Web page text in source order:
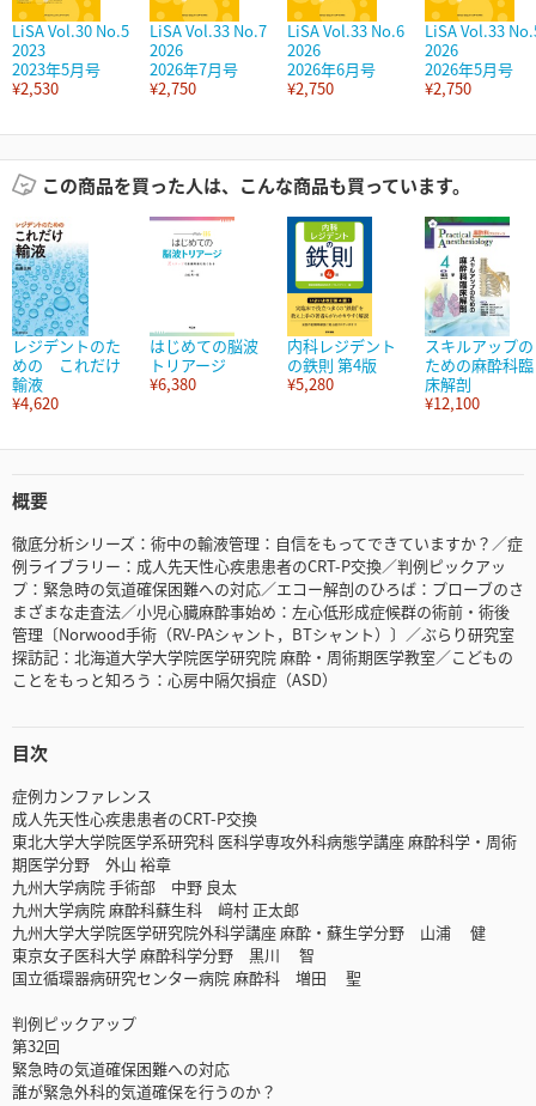
LiSA Vol.30 No.5
2023
2023年5月号
¥2,530
LiSA Vol.33 No.7
2026
2026年7月号
¥2,750
LiSA Vol.33 No.6
2026
2026年6月号
¥2,750
LiSA Vol.33
2026
2026年5月号
¥2,750
この商品を買った人は、こんな商品も買っています。
レジデントのた
めの これだけ
輸液
¥4,620
はじめての脳波
トリアージ
¥6,380
内科レジデント
の鉄則 第4版
¥5,280
スキルアップの
ための麻酔科臨
床解剖
¥12,100
概要
徹底分析シリーズ：術中の輸液管理：自信をもってできていますか？／症
例ライブラリー：成人先天性心疾患患者のCRT-P交換／判例ピックアッ
プ：緊急時の気道確保困難への対応／エコー解剖のひろば：プローブのさ
まざまな走査法／小児心臓麻酔事始め：左心低形成症候群の術前・術後
管理〔Norwood手術（RV-PAシャント，BTシャント）〕／ぶらり研究室
探訪記：北海道大学大学院医学研究院 麻酔・周術期医学教室／こどもの
ことをもっと知ろう：心房中隔欠損症（ASD）
目次
症例カンファレンス
成人先天性心疾患患者のCRT-P交換
東北大学大学院医学系研究科 医科学専攻外科病態学講座 麻酔科学・周術
期医学分野 外山 裕章
九州大学病院 手術部 中野 良太
九州大学病院 麻酔科蘇生科 﨑村 正太郎
九州大学大学院医学研究院外科学講座 麻酔・蘇生学分野 山浦 健
東京女子医科大学 麻酔科学分野 黒川 智
国立循環器病研究センター病院 麻酔科 増田 聖
判例ピックアップ
第32回
緊急時の気道確保困難への対応
誰が緊急外科的気道確保を行うのか？